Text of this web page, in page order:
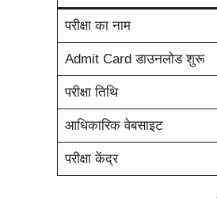
परीक्षा का नाम
Admit Card डाउनलोड शुरू
परीक्षा तिथि
आधिकारिक वेबसाइट
परीक्षा केंद्र